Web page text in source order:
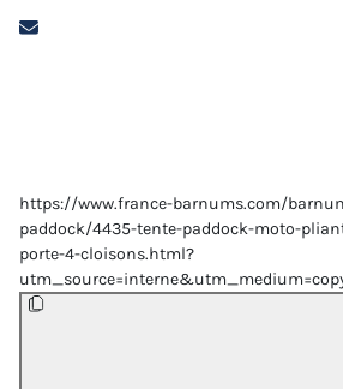
https://www.france-barnums.com/
paddock/4435-tente-paddock-moto-
porte-4-cloisons.html?